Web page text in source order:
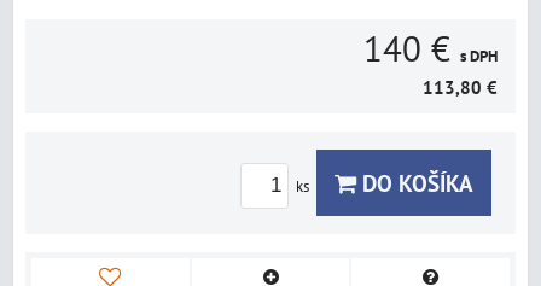
140 € s DPH
113,80 €
ks DO KOŠÍKA